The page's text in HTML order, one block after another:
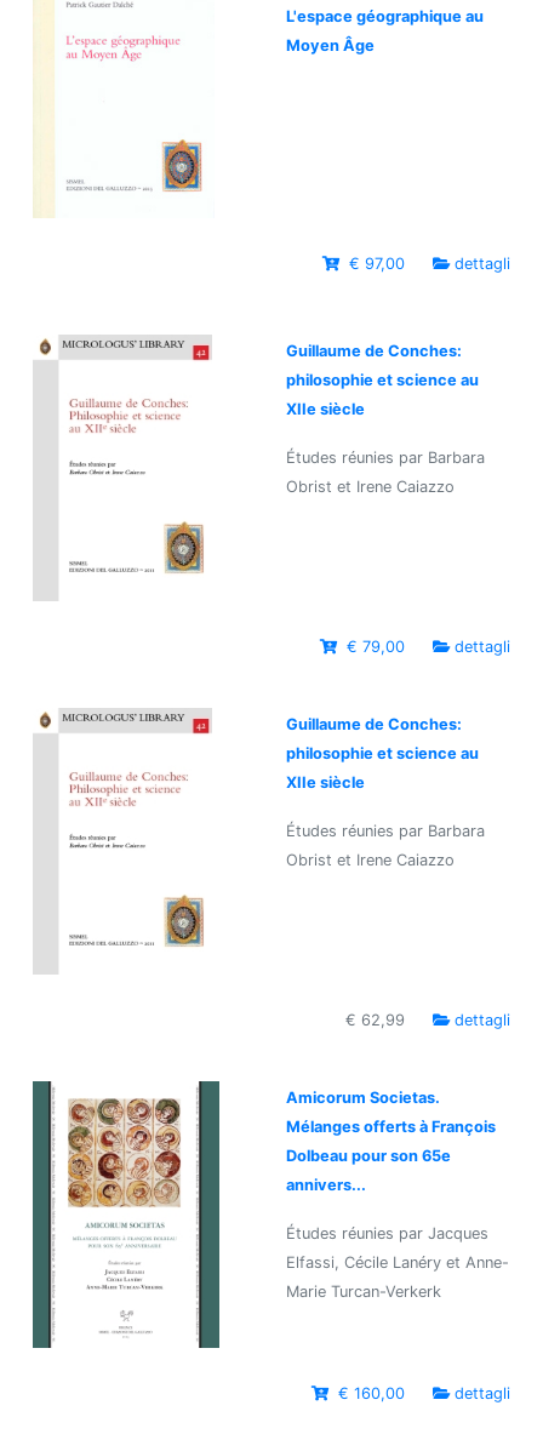
L'espace géographique au
Moyen Âge
€ 97,00 dettagli
Guillaume de Conches:
philosophie et science au
XIIe siècle
Études réunies par Barbara
Obrist et Irene Caiazzo
€ 79,00 dettagli
Guillaume de Conches:
philosophie et science au
XIIe siècle
Études réunies par Barbara
Obrist et Irene Caiazzo
€ 62,99 dettagli
Amicorum Societas.
Mélanges offerts à François
Dolbeau pour son 65e
annivers...
Études réunies par Jacques
Elfassi, Cécile Lanéry et Anne-
Marie Turcan-Verkerk
€ 160,00 dettagli